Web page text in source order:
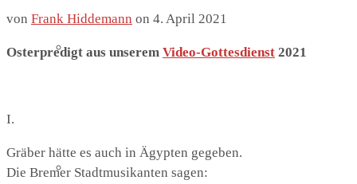
Gemeindeleben
Termine
von Frank Hiddemann on 4. April 2021
Osterpredigt aus unserem Video-Gottesdienst 2021
I.
Gräber hätte es auch in Ägypten gegeben.
Die Bremer Stadtmusikanten sagen: